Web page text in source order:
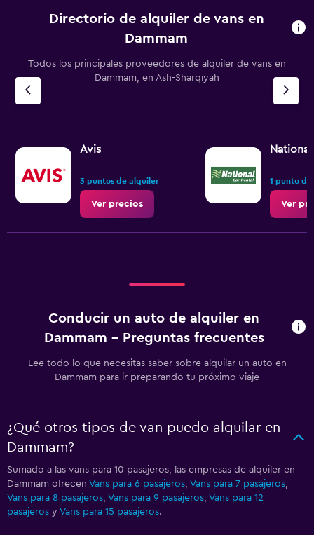
Directorio de alquiler de vans en
Dammam
Todos los principales proveedores de alquiler de vans en
Dammam, en Ash-Sharqīyah
Avis
3 puntos de alquiler
Ver precios
National
1 punto
Ver
Conducir un auto de alquiler en
Dammam - Preguntas frecuentes
Lee todo lo que necesitas saber sobre alquilar un auto en
Dammam para ir preparando tu próximo viaje
¿Qué otros tipos de van puedo alquilar en
Dammam?
Sumado a las vans para 10 pasajeros, las empresas de alquiler en
Dammam ofrecen Vans para 6 pasajeros, Vans para 7 pasajeros,
Vans para 8 pasajeros, Vans para 9 pasajeros, Vans para 12
pasajeros y Vans para 15 pasajeros.